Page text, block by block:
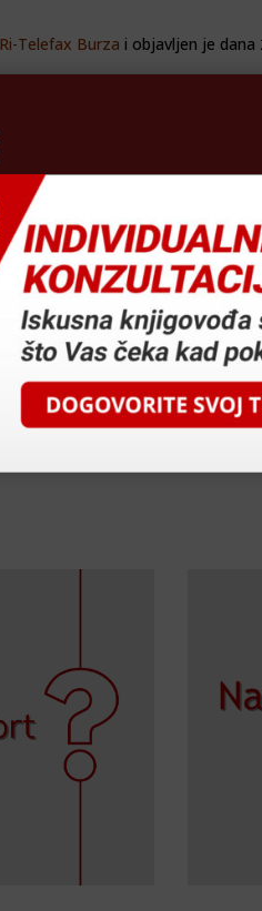
Ri-Telefax Burza i objavljen je dana